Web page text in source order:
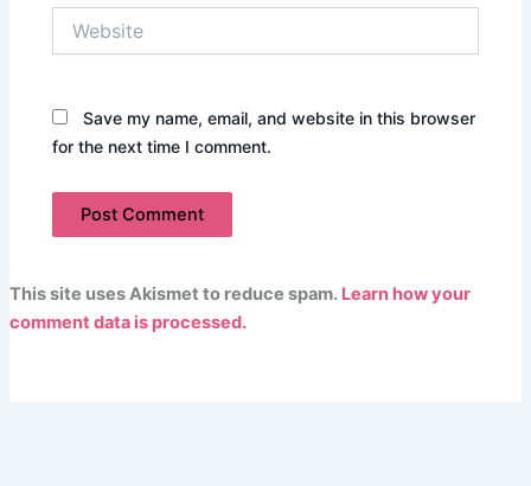
Save my name, email, and website in this browser
for the next time I comment.
This site uses Akismet to reduce spam. Learn how your
comment data is processed.